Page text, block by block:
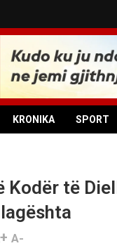
KRONIKA SPORT
Kodër të
A-